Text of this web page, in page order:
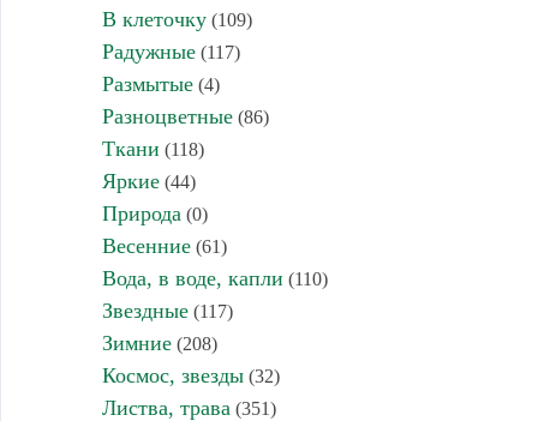
В клеточку(109)
Радужные(117)
Размытые(4)
Разноцветные(86)
Ткани (118)
Яркие(44)
Природа (0)
Весенние(61)
Вода, в воде, капли (110)
Звездные(117)
Зимние(208)
Космос, звезды(32)
Листва, трава (351)